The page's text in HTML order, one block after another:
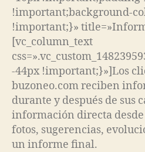
!important;background-
!important;}»
[vc_column_text
-44px !important;}»]Los
buzoneo.com reciben
durante y después de sus
información directa
fotos, sugerencias,
un informe final.